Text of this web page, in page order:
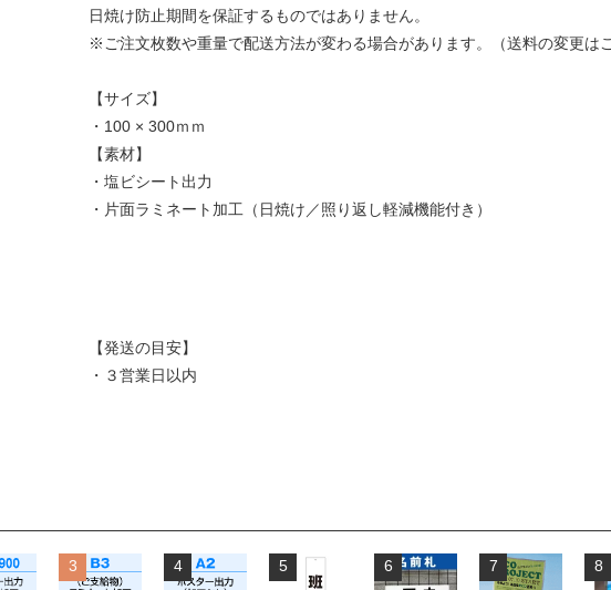
日焼け防止期間を保証するものではありません。
※ご注文枚数や重量で配送方法が変わる場合があります。（送料の変更は
【サイズ】
・100 × 300ｍｍ
【素材】
・塩ビシート出力
・片面ラミネート加工（日焼け／照り返し軽減機能付き）
【発送の目安】
・３営業日以内
3 4 5 6 7 8